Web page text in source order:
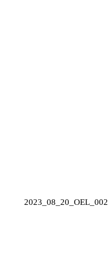
2023_08_20_OEL_002